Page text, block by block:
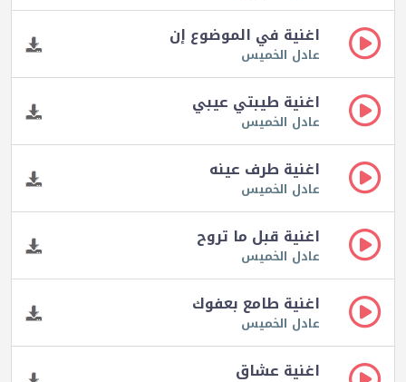
اغنية في الموضوع إن
عادل الخميس
اغنية طيبتي عيبي
عادل الخميس
اغنية طرف عينه
عادل الخميس
اغنية قبل ما تروح
عادل الخميس
اغنية طامع بعفوك
عادل الخميس
اغنية عشاق